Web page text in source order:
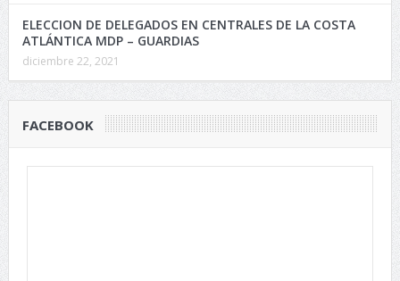
ELECCION DE DELEGADOS EN CENTRALES DE LA COSTA
ATLÁNTICA MDP – GUARDIAS
diciembre 22, 2021
FACEBOOK